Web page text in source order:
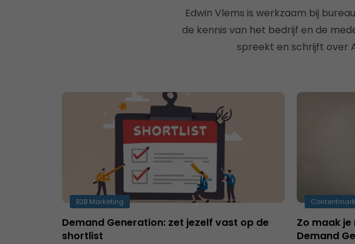
Edwin Vlems is werkzaam bij
de kennis van het bedrijf en de
spreekt en schrijft over
B2B Marketing
Demand Generation: zet jezelf vast op de
shortlist
Zo maak je
Demand